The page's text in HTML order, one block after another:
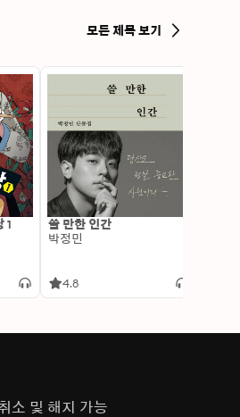
모든 제목 보기
1
쓸 만한 인간
박정민
4.8
소 및 해지 가능